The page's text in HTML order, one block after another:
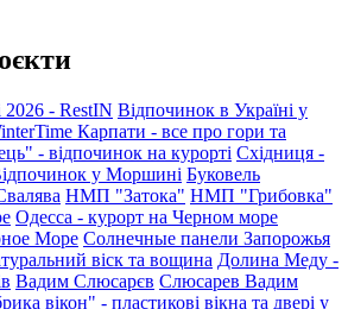
2026 - RestIN Відпочинок в Україні у
Карпати - все про гори та
- відпочинок на курорті Східниця -
у Моршині Буковель
НМП "Затока" НМП "Грибовка"
Одесса - курорт на Черном море
Море Солнечные панели Запорожья
віск та вощина Долина Меду -
Вадим Слюсарєв Слюсарев Вадим
вікон" - пластикові вікна та двері у